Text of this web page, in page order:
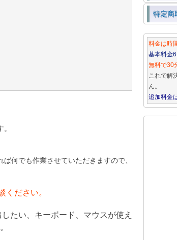
何でも作業させていただきますので、
ださい。
たい、キーボード、マウスが使え
特定商
料金は時
基本料金
無料で30
これで解
ん。
追加料金